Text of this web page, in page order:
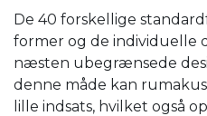
De 40 forskellige
former og de individuelle
næsten ubegrænsede
denne måde kan
lille indsats, hvilket også